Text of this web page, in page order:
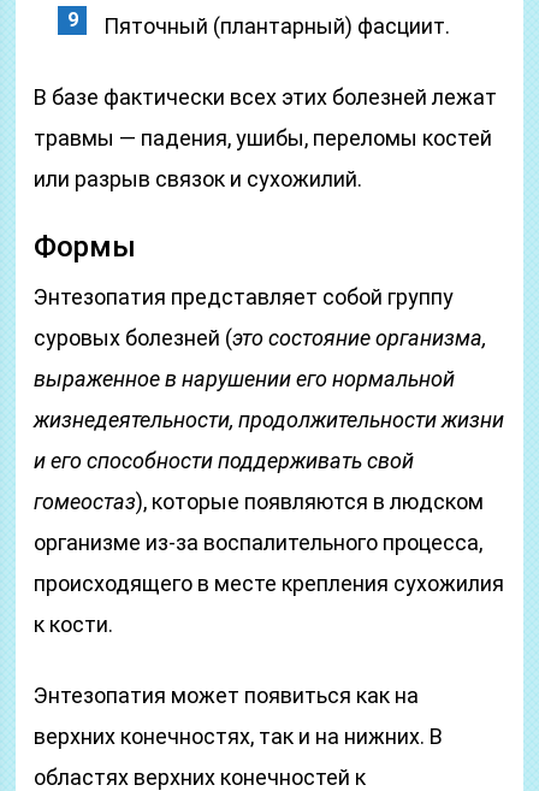
Пяточный (плантарный) фасциит.
В базе фактически всех этих болезней лежат
травмы — падения, ушибы, переломы костей
или разрыв связок и сухожилий.
Формы
Энтезопатия представляет собой группу
суровых болезней (это состояние организма,
выраженное в нарушении его нормальной
жизнедеятельности, продолжительности жизни
и его способности поддерживать свой
гомеостаз), которые появляются в людском
организме из-за воспалительного процесса,
происходящего в месте крепления сухожилия
к кости.
Энтезопатия может появиться как на
верхних конечностях, так и на нижних. В
областях верхних конечностей к